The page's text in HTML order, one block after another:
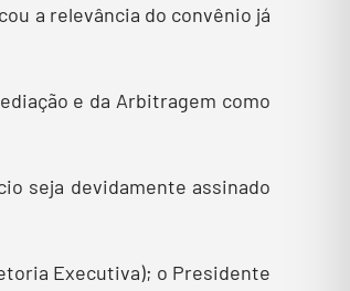
a relevância do convênio já
e da Arbitragem como
seja devidamente assinado
Executiva); o Presidente